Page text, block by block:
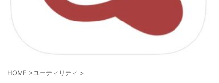
HOME >ユーティリティ >